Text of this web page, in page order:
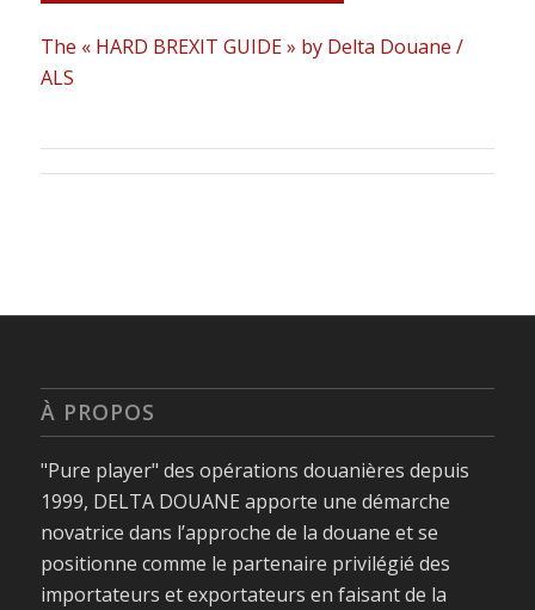
The « HARD BREXIT GUIDE » by Delta Douane /
ALS
À PROPOS
"Pure player" des opérations douanières depuis
1999, DELTA DOUANE apporte une démarche
novatrice dans l’approche de la douane et se
positionne comme le partenaire privilégié des
importateurs et exportateurs en faisant de la